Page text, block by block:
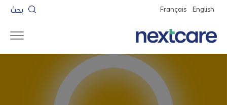
English
Français بحث